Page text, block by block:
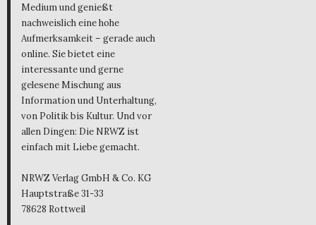
Medium und genießt
nachweislich eine hohe
Aufmerksamkeit – gerade auch
online. Sie bietet eine
interessante und gerne
gelesene Mischung aus
Information und Unterhaltung,
von Politik bis Kultur. Und vor
allen Dingen: Die NRWZ ist
einfach mit Liebe gemacht.
NRWZ Verlag GmbH & Co. KG
Hauptstraße 31-33
78628 Rottweil